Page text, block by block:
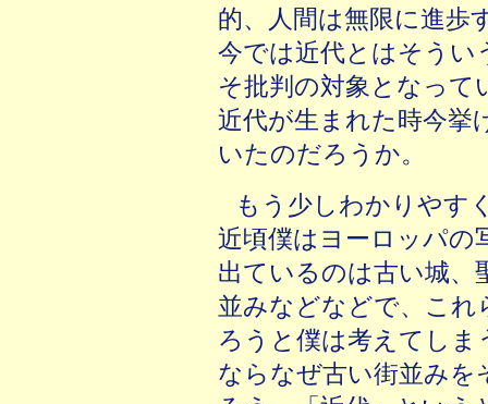
的、人間は無限に進歩
今では近代とはそう
そ批判の対象となっ
近代が生まれた時今挙
いたのだろうか。
もう少しわかりやす
近頃僕はヨーロッパの
出ているのは古い城、
並みなどなどで、これ
ろうと僕は考えてしま
ならなぜ古い街並み